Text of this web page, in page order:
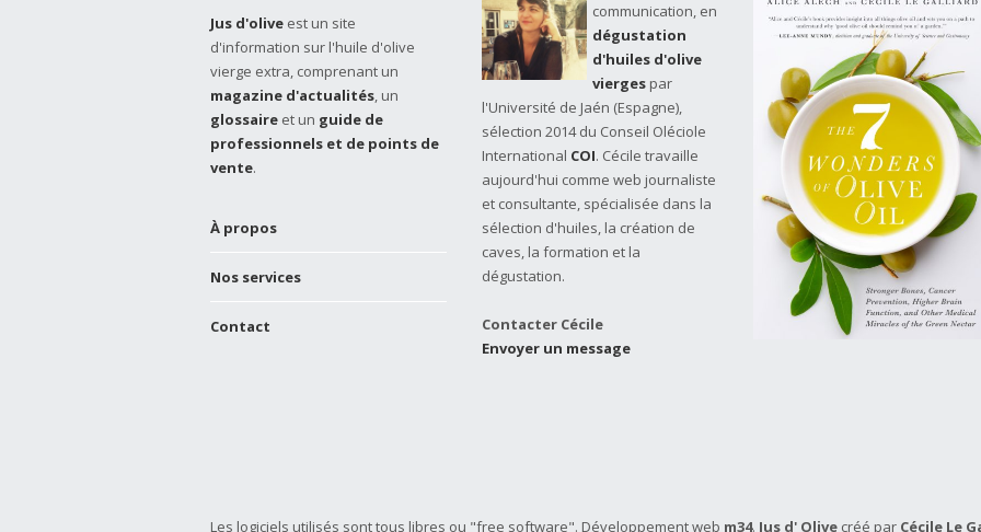
Jus d'olive est un site
d'information sur l'huile d'olive
vierge extra, comprenant un
magazine d'actualités, un
glossaire et un guide de
professionnels et de points de
vente.
À propos
Nos services
Contact
communication, en
dégustation
d'huiles d'olive
vierges par
l'Université de Jaén (Espagne),
sélection 2014 du Conseil Oléciole
International COI. Cécile travaille
aujourd'hui comme web journaliste
et consultante, spécialisée dans la
sélection d'huiles, la création de
caves, la formation et la
dégustation.
Contacter Cécile
Envoyer un message
Les logiciels utilisés sont tous libres ou "free software". Développement web m34. Jus d' Olive créé par Cécile Le